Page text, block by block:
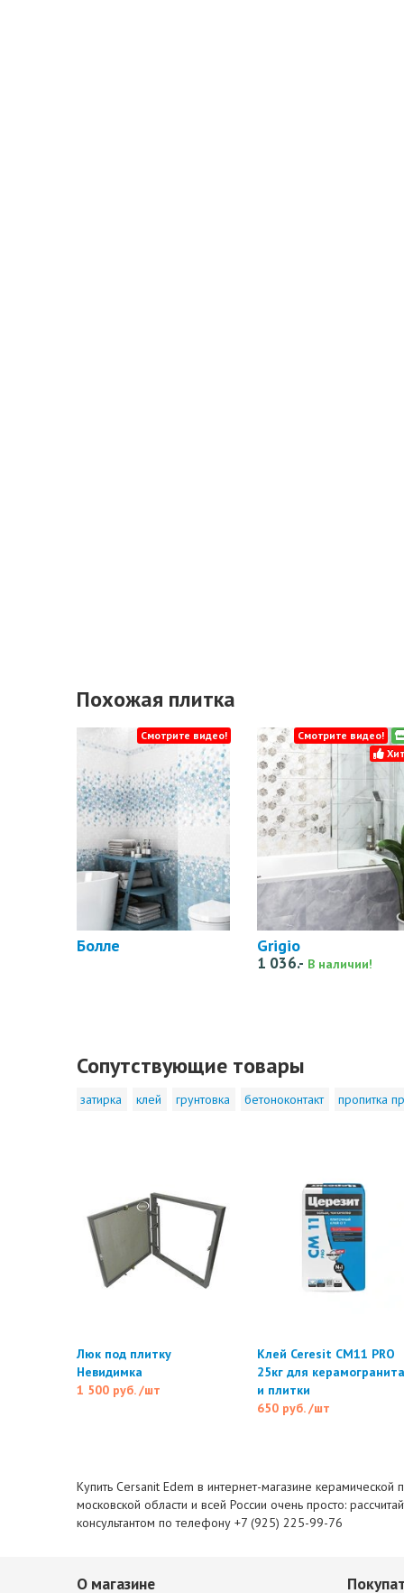
Похожая плитка
Болле
Смотрите видео!
Grigio
1 036.- В наличии!
Смотрите видео!
Сопутствующие товары
затирка клей грунтовка бетоноконтакт пропитка
Люк под плитку
Невидимка
1 500 руб. /шт
Клей Ceresit CM11 PRO
25кг для керамогранита
и плитки
650 руб. /шт
Купить Cersanit Edem в интернет-магазине
московской области и всей России очень просто:
консультантом по телефону +7 (925) 225-99-76
О магазине